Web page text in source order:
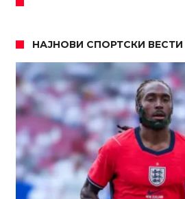
НАЈНОВИ СПОРТСКИ ВЕСТИ